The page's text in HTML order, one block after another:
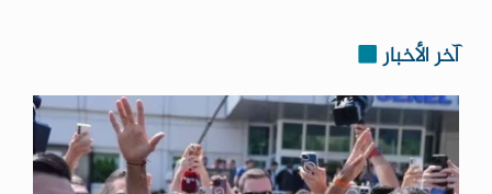
آخر الأخبار